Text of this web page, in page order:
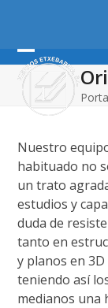
content
Open
mobile
menu
Close
mobile
menu
Nuestro
habituado no
un trato
estudios y
duda de
tanto en
y planos en
teniendo así
medianos una